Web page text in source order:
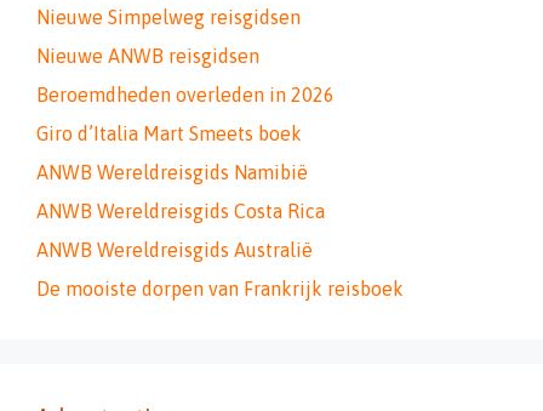
Nieuwe Simpelweg reisgidsen
Nieuwe ANWB reisgidsen
Beroemdheden overleden in 2026
Giro d’Italia Mart Smeets boek
ANWB Wereldreisgids Namibië
ANWB Wereldreisgids Costa Rica
ANWB Wereldreisgids Australië
De mooiste dorpen van Frankrijk reisboek